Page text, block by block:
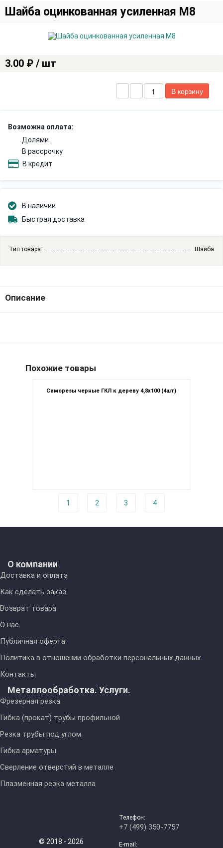
Шайба оцинкованная усиленная М8
3.00 ₽ / шт
Возможна оплата:
Долями
В рассрочку
В кредит
В наличии
Быстрая доставка
Тип товара: Шайба
Описание
Похожие товары
Саморезы черные ГКЛ к дереву 4,8х100 (4шт)
1 2 3 4
О компании
Доставка и оплата
Как сделать заказ
Возврат товара
О нас
Публичная оферта
Политика в отношении обработки персональных данных
Контакты
Металлообработка. Услуги.
Фрезерная резка
Гибка (прокат) трубы профильной
Резка трубы под углом
Гибка арматуры
Сверление отверстий в металле
Плазменная резка металла
© 2018 - 2026
Телефон:
+7 (499) 350-7757
E-mail: